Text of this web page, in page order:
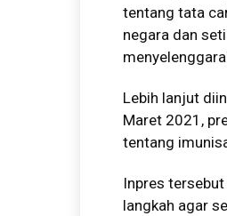
tentang tata
negara dan
Lebih lanjut
Maret 2021,
tentang
Inpres
langkah agar